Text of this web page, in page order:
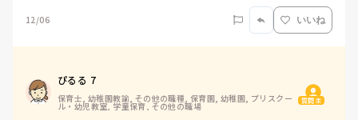
12/06 いいね
ぴるる 7
保育士, 幼稚園教諭, その他の職種, 保育園, 幼稚園, プリスクー
ル・幼児教室, 学童保育, その他の職場 質問主